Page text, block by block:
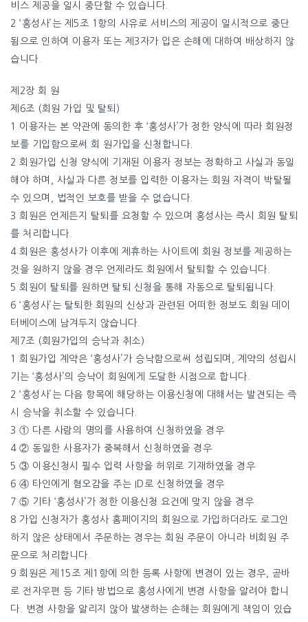
비스 제공을 일시 중단할 수 있습니다.
2 ‘홍성사’는 제5조 1항의 사유로 서비스의 제공이 일시적으로 중단
됨으로 인하여 이용자 또는 제3자가 입은 손해에 대하여 배상하지 않
습니다.
제2장 회 원
제6조 (회원 가입 및 탈퇴)
1 이용자는 본 약관에 동의한 후 ‘홍성사’가 정한 양식에 따라 회원정
보를 기입함으로써 회 원가입을 신청합니다.
2 회원가입 신청 양식에 기재된 이용자 정보는 정확하고 사실과 동일
해야 하며, 사실과 다른 정보를 입력한 이용자는 회원 자격이 박탈될
수 있으며, 법적인 보호를 받을 수 없습니다.
3 회원은 언제든지 탈퇴를 요청할 수 있으며 홍성사는 즉시 회원 탈퇴
를 처리합니다.
4 회원은 홍성사가 이후에 제휴하는 사이트에 회원 정보를 제공하는
것을 원하지 않을 경우 언제라도 회원에서 탈퇴할 수 있습니다.
5 회원이 탈퇴를 원하면 탈퇴 신청을 통해 자동으로 탈퇴됩니다.
6 ‘홍성사’는 탈퇴한 회원의 신상과 관련된 어떠한 정보도 회원 데이
터베이스에 남겨두지 않습니다.
제7조 (회원가입의 승낙과 취소)
1 회원가입 계약은 ‘홍성사’가 승낙함으로써 성립되며, 계약의 성립시
기는 ‘홍성사’의 승낙이 회원에게 도달한 시점으로 합니다.
2 ‘홍성사’는 다음 항목에 해당하는 이용신청에 대해서는 발견되는 즉
시 승낙을 취소할 수 있습니다.
3 ① 다른 사람의 명의를 사용하여 신청하였을 경우
4 ② 동일한 사용자가 중복해서 신청하였을 경우
5 ③ 이용신청시 필수 입력 사항을 허위로 기재하였을 경우
6 ④ 타인에게 혐오감을 주는 ID로 신청하였을 경우
7 ⑤ 기타 ‘홍성사’가 정한 이용신청 요건에 맞지 않을 경우
8 가입 신청자가 홍성사 홈페이지의 회원으로 가입하더라도 로그인
하지 않은 상태에서 주문하는 경우는 회원 주문이 아니라 비회원 주
문으로 처리합니다.
9 회원은 제15조 제1항에 의한 등록 사항에 변경이 있는 경우, 곧바
로 전자우편 등 기타 방법으로 홍성사에게 변경 사항을 알려야 합니
다. 변경 사항을 알리지 않아 발생하는 손해는 회원에게 책임이 있습